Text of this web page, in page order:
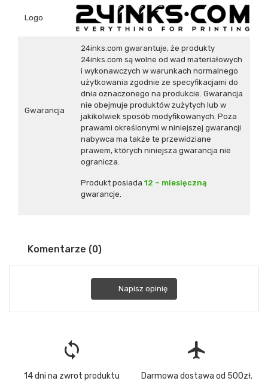
Logo
Gwarancja
24inks.com gwarantuje, że produkty
24inks.com są wolne od wad materiałowych
i wykonawczych w warunkach normalnego
użytkowania zgodnie ze specyfikacjami do
dnia oznaczonego na produkcie. Gwarancja
nie obejmuje produktów zużytych lub w
jakikolwiek sposób modyfikowanych. Poza
prawami określonymi w niniejszej gwarancji
nabywca ma także te przewidziane
prawem, których niniejsza gwarancja nie
ogranicza.
Produkt posiada 12 – miesięczną
gwarancje.
Komentarze (0)
Napisz opinię
loop
14 dni na zwrot produktu
flight
Darmowa dostawa od 500zł.